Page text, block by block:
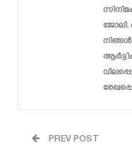
PREV POST